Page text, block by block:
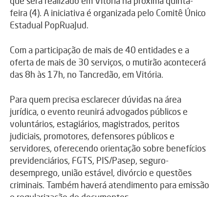
feira (4). A iniciativa é organizada pelo Comitê Único
Estadual PopRuaJud.
Com a participação de mais de 40 entidades e a
oferta de mais de 30 serviços, o mutirão acontecerá
das 8h às 17h, no Tancredão, em Vitória.
Para quem precisa esclarecer dúvidas na área
jurídica, o evento reunirá advogados públicos e
voluntários, estagiários, magistrados, peritos
judiciais, promotores, defensores públicos e
servidores, oferecendo orientação sobre benefícios
previdenciários, FGTS, PIS/Pasep, seguro-
desemprego, união estável, divórcio e questões
criminais. Também haverá atendimento para emissão